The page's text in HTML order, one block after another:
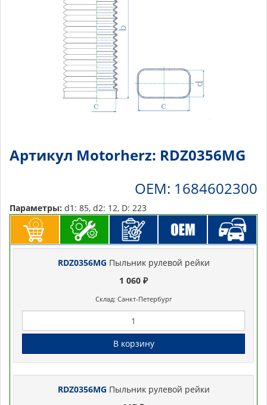
Артикул Motorherz: RDZ0356MG
OEM: 1684602300
Параметры: d1: 85, d2: 12, D: 223
RDZ0356MG Пыльник рулевой рейки
1 060 ₽
Склад: Санкт-Петербург
В корзину
RDZ0356MG Пыльник рулевой рейки